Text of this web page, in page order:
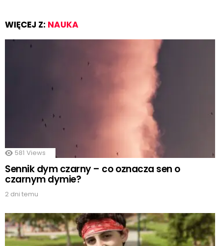
WIĘCEJ Z: NAUKA
581 Views
Sennik dym czarny – co oznacza sen o
czarnym dymie?
2 dni temu